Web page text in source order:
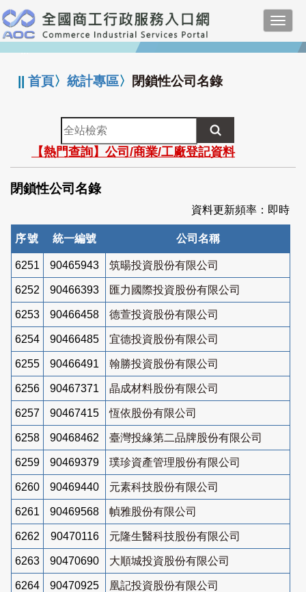
跳
到
主
要
:::
||首頁〉統計專區〉 閉鎖性公司名錄
全
站
檢
索
【熱門查詢】公司/商業/工廠登記資料
閉鎖性公司名錄
資料更新頻率：即時
序號 統一編號 公司名稱
6251 90465943 筑暘投資股份有限公司
6252 90466393 匯力國際投資股份有限公司
6253 90466458 德萱投資股份有限公司
6254 90466485 宜德投資股份有限公司
6255 90466491 翰勝投資股份有限公司
6256 90467371 晶成材料股份有限公司
6257 90467415 恆依股份有限公司
6258 90468462 臺灣投緣第二品牌股份有限公司
6259 90469379 璞珍資產管理股份有限公司
6260 90469440 元素科技股份有限公司
6261 90469568 幀雅股份有限公司
6262 90470116 元隆生醫科技股份有限公司
6263 90470690 大順城投資股份有限公司
6264 90470925 凰記投資股份有限公司